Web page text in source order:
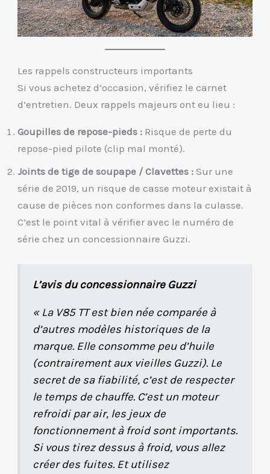
Les rappels constructeurs importants
Si vous achetez d’occasion, vérifiez le carnet
d’entretien. Deux rappels majeurs ont eu lieu :
Goupilles de repose-pieds : Risque de perte du
repose-pied pilote (clip mal monté).
Joints de tige de soupape / Clavettes : Sur une
série de 2019, un risque de casse moteur existait à
cause de pièces non conformes dans la culasse.
C’est le point vital à vérifier avec le numéro de
série chez un concessionnaire Guzzi.
L’avis du concessionnaire Guzzi
« La V85 TT est bien née comparée à
d’autres modèles historiques de la
marque. Elle consomme peu d’huile
(contrairement aux vieilles Guzzi). Le
secret de sa fiabilité, c’est de respecter
le temps de chauffe. C’est un moteur
refroidi par air, les jeux de
fonctionnement à froid sont importants.
Si vous tirez dessus à froid, vous allez
créer des fuites. Et utilisez